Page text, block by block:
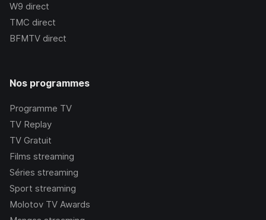
W9 direct
TMC direct
BFMTV direct
Nos programmes
Programme TV
TV Replay
TV Gratuit
Films streaming
Séries streaming
Sport streaming
Molotov TV Awards